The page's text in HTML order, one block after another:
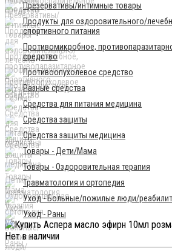
Презервативы/интимные товары
Продукты для оздоровительного/
спортивного питания
Противомикробное,
средство
Противоопухолевое средство
Разные средства
Средства для питания медицина
Средства защиты
Средства защиты медицина
Товары - Дети/Мама
Товары - Оздоровительная терапия
Травматология и ортопедия
Уход - Больные/пожилые люди/
Уход - Раны
Нет в наличии